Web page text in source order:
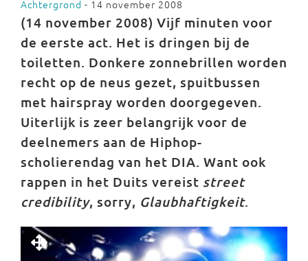
Achtergrond - 14 november 2008
(14 november 2008) Vijf minuten voor
de eerste act. Het is dringen bij de
toiletten. Donkere zonnebrillen worden
recht op de neus gezet, spuitbussen
met hairspray worden doorgegeven.
Uiterlijk is zeer belangrijk voor de
deelnemers aan de Hiphop-
scholierendag van het DIA. Want ook
rappen in het Duits vereist street
credibility, sorry, Glaubhaftigkeit.